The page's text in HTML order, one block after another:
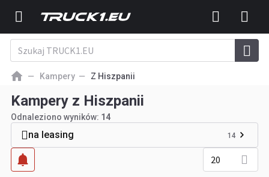
Kampery Z Hiszpanii
Kampery z Hiszpanii
Odnaleziono wyników: 14
na leasing 14
20